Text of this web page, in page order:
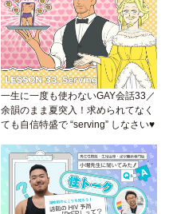
一生に一度も使わないGAY会話33／
余韻のまま夏突入！求められてなく
ても自信特盛で “serving” しなさい♥